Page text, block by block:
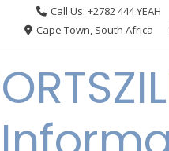
Call Us: +2782 444 YEAH
Cape Town, South Africa